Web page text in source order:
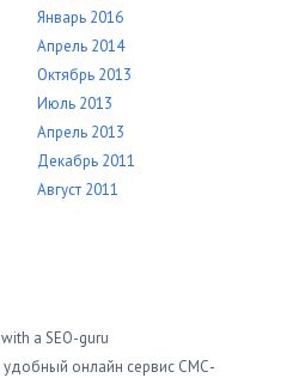
Январь 2016
Апрель 2014
Октябрь 2013
Июль 2013
Апрель 2013
Декабрь 2011
Август 2011
a SEO-guru
удобный онлайн сервис СМС-